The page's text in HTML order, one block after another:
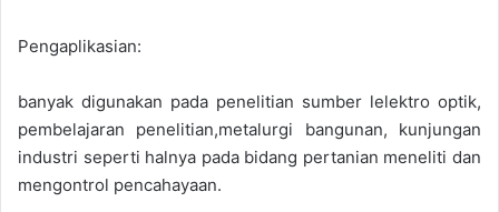
Pengaplikasian:
banyak digunakan pada penelitian sumber lelektro optik,
pembelajaran penelitian,metalurgi bangunan, kunjungan
industri seperti halnya pada bidang pertanian meneliti dan
mengontrol pencahayaan.